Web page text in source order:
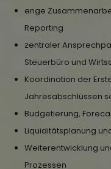
enge
Reporting
zentraler
Steuerbüro und
Koordination der
Jahresabschlüssen
Budgetierung,
Liquiditätsplanung
Weiterentwicklung
Prozessen